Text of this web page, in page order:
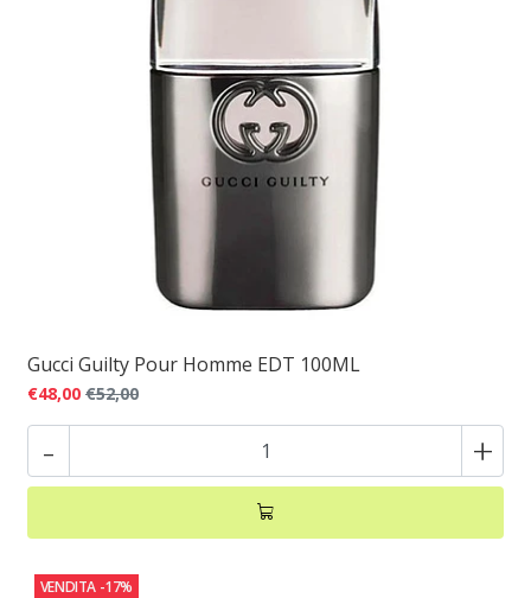
Gucci Guilty Pour Homme EDT 100ML
€48,00 €52,00
- +
VENDITA -17%